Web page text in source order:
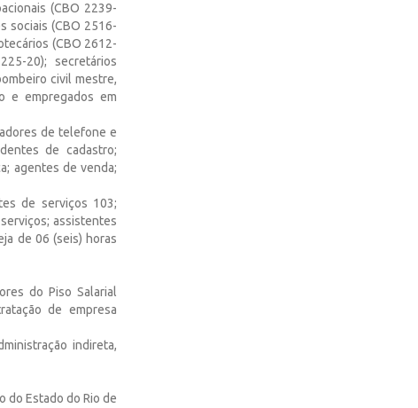
(CBO 2239-
sociais (CBO 2516-
(CBO 2612-
20); secretários
civil mestre,
e empregados em
de telefone e
de cadastro;
agentes de venda;
de serviços 103;
assistentes
de 06 (seis) horas
do Piso Salarial
de empresa
indireta,
do Estado do Rio de